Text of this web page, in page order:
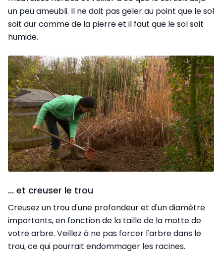
un peu ameubli. Il ne doit pas geler au point que le sol
soit dur comme de la pierre et il faut que le sol soit
humide.
... et creuser le trou
Creusez un trou d'une profondeur et d'un diamètre
importants, en fonction de la taille de la motte de
votre arbre. Veillez à ne pas forcer l'arbre dans le
trou, ce qui pourrait endommager les racines.